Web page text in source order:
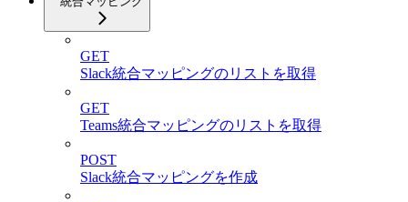
GET
Slack統合マッピングのリストを取得
GET
Teams統合マッピングのリストを取得
POST
Slack統合マッピングを作成